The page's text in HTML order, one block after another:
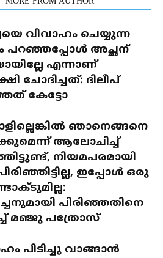
വിവാഹം ചെയ്യുന്ന
പറഞ്ഞപ്പോൾ അച്ഛന്
എന്നാണ്
ചോദിച്ചത്: ദിലീപ്
കേട്ടോ
ഞാനെങ്ങനെ
ആലോചിച്ച്
നിയമപരമായി
ഇപ്പോൾ ഒരു
പിരിഞ്ഞതിനെ
മഞ്ജു പത്രോസ്
പിടിച്ചു വാങ്ങാൻ